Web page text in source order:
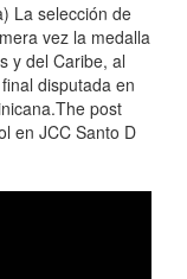
La selección de
vez la medalla
y del Caribe, al
disputada en
post
en JCC Santo D